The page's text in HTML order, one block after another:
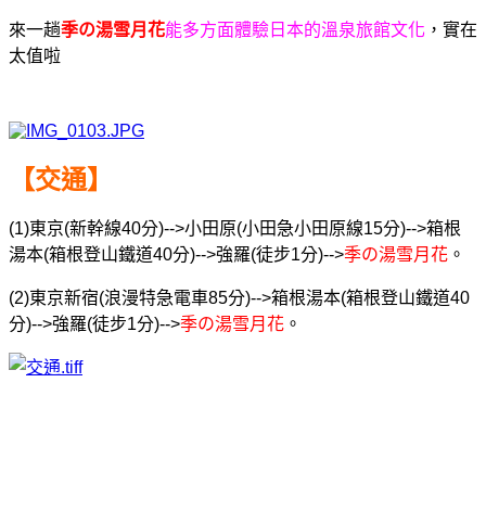
來一趟季の湯雪月花能多方面體驗日本的溫泉旅館文化 ，實在
太值啦
【交通】
(1)東京(新幹線40分)-->小田原(小田急小田原線15分)-->箱根
湯本(箱根登山鐵道40分)-->強羅(徒步1分)-->季の湯雪月花 。
(2)東京新宿(浪漫特急電車85分)-->箱根湯本(箱根登山鐵道40
分)-->強羅(徒步1分)-->季の湯雪月花 。